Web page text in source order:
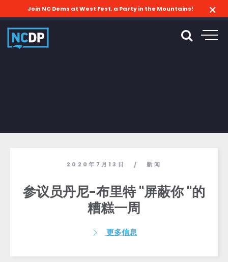
Join NC Dems at West Fest, a Party in the Mountains!
2020年7月13日 / 新闻
参议员丹尼-布里特 "屏蔽你 "的
糟糕一周
更多信息